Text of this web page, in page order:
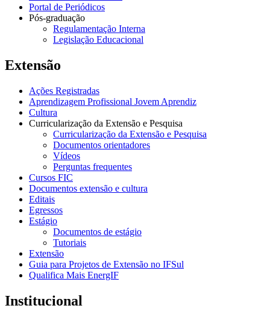
Portal de Periódicos
Pós-graduação
Regulamentação Interna
Legislação Educacional
Extensão
Ações Registradas
Aprendizagem Profissional Jovem Aprendiz
Cultura
Curricularização da Extensão e Pesquisa
Curricularização da Extensão e Pesquisa
Documentos orientadores
Vídeos
Perguntas frequentes
Cursos FIC
Documentos extensão e cultura
Editais
Egressos
Estágio
Documentos de estágio
Tutoriais
Extensão
Guia para Projetos de Extensão no IFSul
Qualifica Mais EnergIF
Institucional